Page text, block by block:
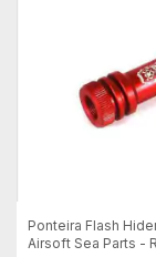
Ponteira Flash
Airsoft Sea Parts -